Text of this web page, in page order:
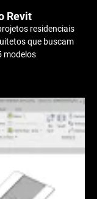
Revit
residenciais
que buscam
modelos